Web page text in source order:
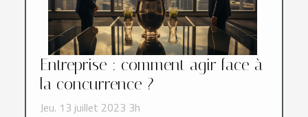
Entreprise : comment agir face à
la concurrence ?
Jeu. 13 juillet 2023 3h